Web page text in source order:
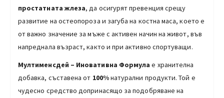
простатната жлеза, да осигурят превенция срещу
развитие на остеопороза и загуба на костна маса, което е
от важно значение за мъже с активен начин на живот, във
напреднала възраст, както и при активно спортуващи.
Мултименсдей – Иновативна Формула е хранителна
добавка, съставена от 100%натурални продукти. Той е
чудесно средство допринасящо за подобряване на